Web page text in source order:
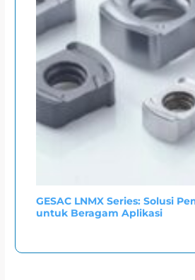
GESAC LNMX Series: Solusi
untuk Beragam Aplikasi